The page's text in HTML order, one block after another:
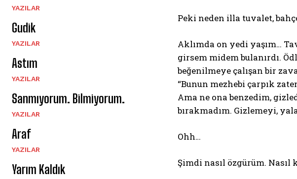
YAZILAR
Gudik
YAZILAR
Astım
YAZILAR
Sanmıyorum. Bilmiyorum.
YAZILAR
Araf
YAZILAR
Yarım Kaldık
Peki neden illa tuvalet,
Aklımda on yedi yaşım…
girsem midem bulanırdı.
beğenilmeye çalışan bir
“Bunun mezhebi çarpık
Ama ne ona benzedim,
bırakmadım. Gizlemeyi,
Ohh…
Şimdi nasıl özgürüm. Nasıl